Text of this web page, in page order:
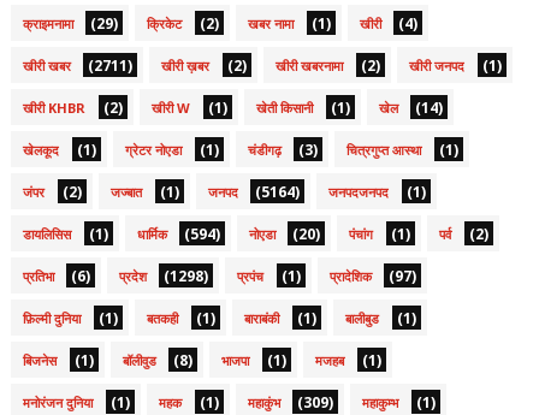
क्राइमनामा (29) क्रिकेट (2) खबर नामा (1) खीरी (4)
खीरी खबर (2711) खीरी ख़बर (2) खीरी खबरनामा (2) खीरी जनपद (1)
खीरी KHBR (2) खीरी W (1) खेती किसानी (1) खेल (14)
खेलकूद (1) ग्रेटर नोएडा (1) चंडीगढ़ (3) चित्रगुप्त आस्था (1)
जंपर (2) जज्बात (1) जनपद (5164) जनपदजनपद (1)
डायलिसिस (1) धार्मिक (594) नोएडा (20) पंचांग (1) पर्व (2)
प्रतिभा (6) प्रदेश (1298) प्रपंच (1) प्रादेशिक (97)
फ़िल्मी दुनिया (1) बतकही (1) बाराबंकी (1) बालीबुड (1)
बिजनेस (1) बॉलीवुड (8) भाजपा (1) मजहब (1)
मनोरंजन दुनिया (1) महक (1) महाकुंभ (309) महाकुम्भ (1)